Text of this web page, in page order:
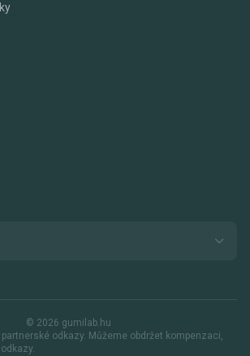
© 2026 gumilab.hu
odkazy. Můžeme obdržet kompenzaci,